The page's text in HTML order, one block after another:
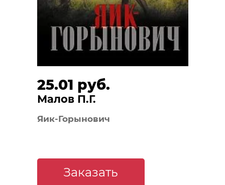
25.01 руб.
Малов П.Г.
Яик-Горынович
Заказать